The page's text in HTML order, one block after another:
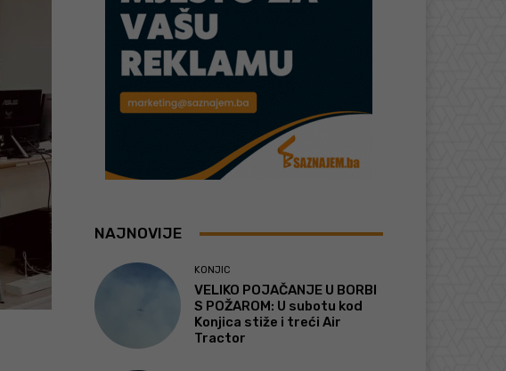
NAJNOVIJE
KONJIC
VELIKO POJAČANJE U BORBI
S POŽAROM: U subotu kod
Konjica stiže i treći Air
Tractor